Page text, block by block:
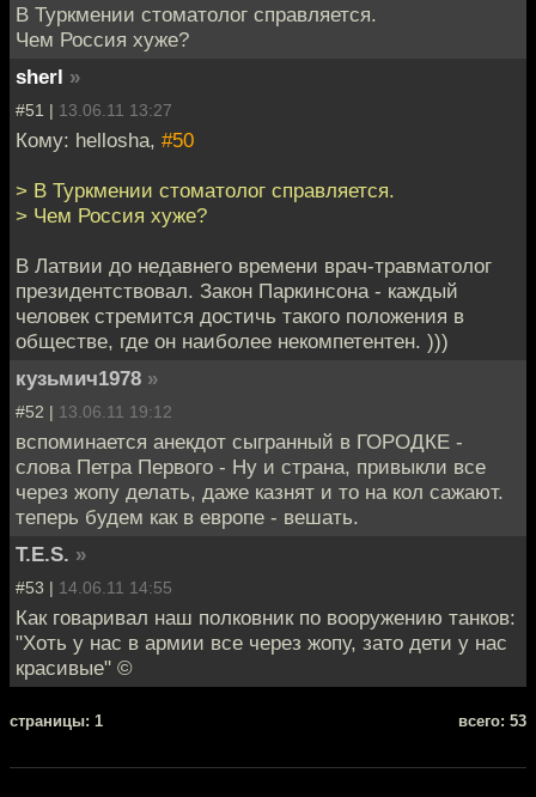
В Туркмении стоматолог справляется.
Чем Россия хуже?
sherl »
#51 | 13.06.11 13:27
Кому: hellosha, #50
> В Туркмении стоматолог справляется.
> Чем Россия хуже?
В Латвии до недавнего времени врач-травматолог
президентствовал. Закон Паркинсона - каждый
человек стремится достичь такого положения в
обществе, где он наиболее некомпетентен. )))
кузьмич1978 »
#52 | 13.06.11 19:12
вспоминается анекдот сыгранный в ГОРОДКЕ -
слова Петра Первого - Ну и страна, привыкли все
через жопу делать, даже казнят и то на кол сажают.
теперь будем как в европе - вешать.
T.E.S. »
#53 | 14.06.11 14:55
Как говаривал наш полковник по вооружению танков:
"Хоть у нас в армии все через жопу, зато дети у нас
красивые" ©
cтраницы: 1 всего: 53